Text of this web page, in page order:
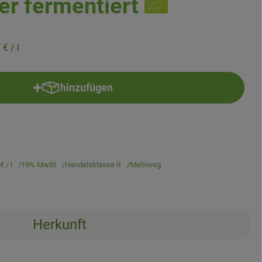
fermentiert
€ / l
hinzufügen
Produkt zum Warenkorb hinzufügen
/ l 19% MwSt Handelsklasse II Mehrweg
Herkunft